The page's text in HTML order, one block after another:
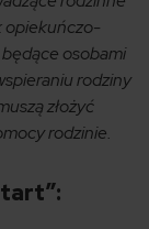
opiekuńczo-
osobami
rodziny
złożyć
rodzinie.